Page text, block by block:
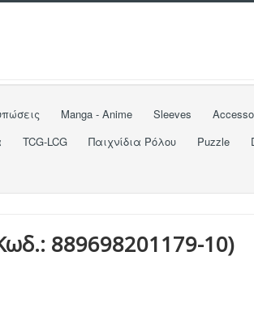
Manga - Anime Sleeves
TCG-LCG Παιχνίδια Ρόλου Puzzle
889698201179-10)